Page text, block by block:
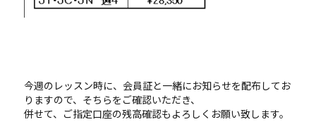
今週のレッスン時に、会員証と一緒にお知らせを配布してお
りますので、そちらをご確認いただき、
併せて、ご指定口座の残高確認もよろしくお願い致します。